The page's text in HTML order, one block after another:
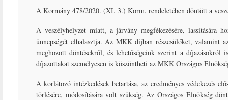
A Kormány 478/2020. (XI. 3.) Korm. rendeletében döntött a
A veszélyhelyzet miatt, a járvány megfékezésére, lassítására
ünnepségét elhalasztja. Az MKK díjban részesülőket,
meghozott döntésekről, és lehetőségeink szerint a
díjazottakat személyesen is köszöntheti az MKK Országos
A korlátozó intézkedések betartása, az eredményes védekezés
törlésére, módosítására volt szükség. Az Országos Elnökség